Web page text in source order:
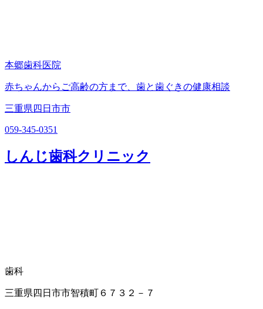
本郷歯科医院
赤ちゃんからご高齢の方まで、歯と歯ぐきの健康相談
三重県四日市市
059-345-0351
しんじ歯科クリニック
歯科
三重県四日市市智積町６７３２－７